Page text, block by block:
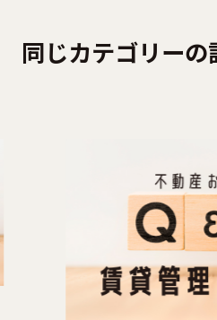
同じカテゴリーの